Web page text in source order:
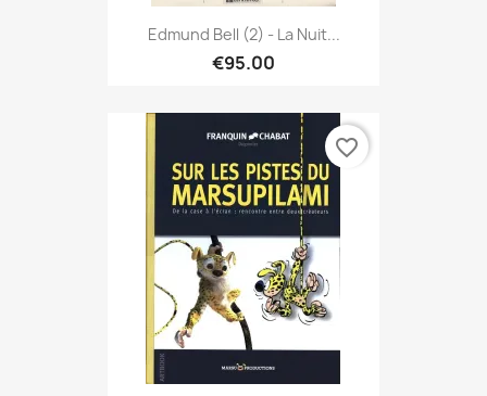
Edmund Bell (2) - La Nuit...
€95.00
favorite_border